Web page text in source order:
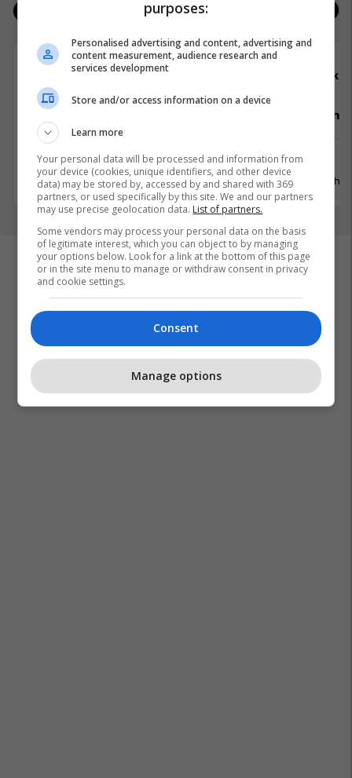
Elkos Group
Ferizaj
3 Gusht 2026
Punëtor në
Xërxe
20 Gusht
purposes:
Personalised advertising and content, advertising and
content measurement, audience research and
services development
Store and/or access information on a device
Learn more
Your personal data will be processed and information from
your device (cookies, unique identifiers, and other device
data) may be stored by, accessed by and shared with 369
partners, or used specifically by this site. We and our partners
may use precise geolocation data. List of partners.
Some vendors may process your personal data on the basis
of legitimate interest, which you can object to by managing
your options below. Look for a link at the bottom of this page
or in the site menu to manage or withdraw consent in privacy
and cookie settings.
Consent
Manage options